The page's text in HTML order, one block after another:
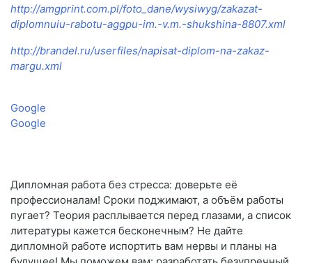
http://amgprint.com.pl/foto_dane/wysiwyg/zakazat-
diplomnuiu-rabotu-aggpu-im.-v.m.-shukshina-8807.xml
http://brandel.ru/userfiles/napisat-diplom-na-zakaz-
margu.xml
Google
Google
Дипломная работа без стресса: доверьте её
профессионалам! Сроки поджимают, а объём работы
пугает? Теория расплывается перед глазами, а список
литературы кажется бесконечным? Не дайте
дипломной работе испортить вам нервы и планы на